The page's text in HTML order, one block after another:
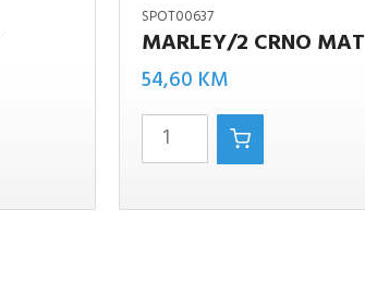
SPOT00637
MARLEY/2 CRNO MAT
54,60 KM
CRNO
količina